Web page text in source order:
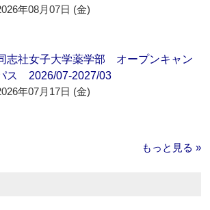
年08月07日 (金)
志社女子大学薬学部 オープンキャン
ス 2026/07-2027/03
年07月17日 (金)
もっと見る »